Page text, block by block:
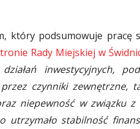
który podsumowuje pracę
Rady Miejskiej w
inwestycyjnych,
czynniki zewnętrzne,
niepewność w związku
utrzymało stabilność